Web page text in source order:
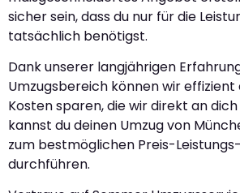
sicher sein, dass du nur für die
tatsächlich benötigst.
Dank unserer langjährigen
Umzugsbereich können wir
Kosten sparen, die wir direkt an
kannst du deinen Umzug von
zum bestmöglichen Preis-
durchführen.